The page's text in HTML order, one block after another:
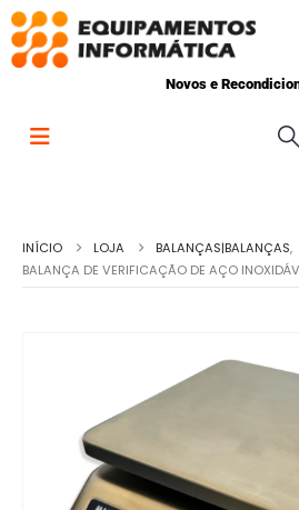
Novos e
INÍCIO LOJA BALANÇAS|BALANÇAS,
BALANÇA DE VERIFICAÇÃO DE AÇO